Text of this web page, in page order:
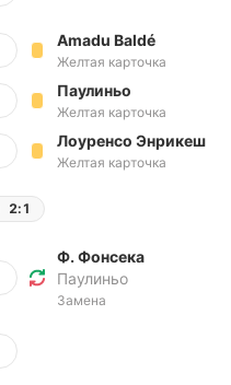
Amadu Baldé
Желтая карточка
Паулиньо
Желтая карточка
Лоуренсо Энрикеш
Желтая карточка
2:1
Ф. Фонсека
Паулиньо
Замена